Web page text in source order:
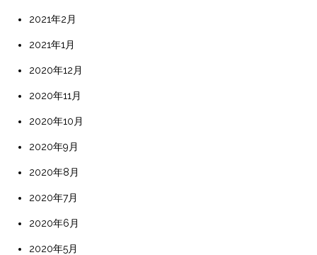
2021年2月
2021年1月
2020年12月
2020年11月
2020年10月
2020年9月
2020年8月
2020年7月
2020年6月
2020年5月